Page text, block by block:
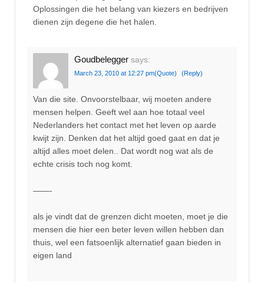
Oplossingen die het belang van kiezers en bedrijven
dienen zijn degene die het halen.
Goudbelegger says:
March 23, 2010 at 12:27 pm(Quote) (Reply)
Van die site. Onvoorstelbaar, wij moeten andere
mensen helpen. Geeft wel aan hoe totaal veel
Nederlanders het contact met het leven op aarde
kwijt zijn. Denken dat het altijd goed gaat en dat je
altijd alles moet delen.. Dat wordt nog wat als de
echte crisis toch nog komt.
——-
als je vindt dat de grenzen dicht moeten, moet je die
mensen die hier een beter leven willen hebben dan
thuis, wel een fatsoenlijk alternatief gaan bieden in
eigen land